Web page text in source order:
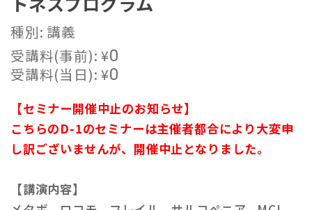
種別: 講義
受講料(事前):¥0
受講料(当日):¥0
【セミナー開催中止のお知らせ】
こちらのD-1のセミナーは主催者都合により大変申
し訳ございませんが、開催中止となりました。
【講演内容】